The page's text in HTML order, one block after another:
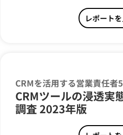
レポート
CRMを活用する営業責任者
CRMツールの浸透実
調査 2023年版